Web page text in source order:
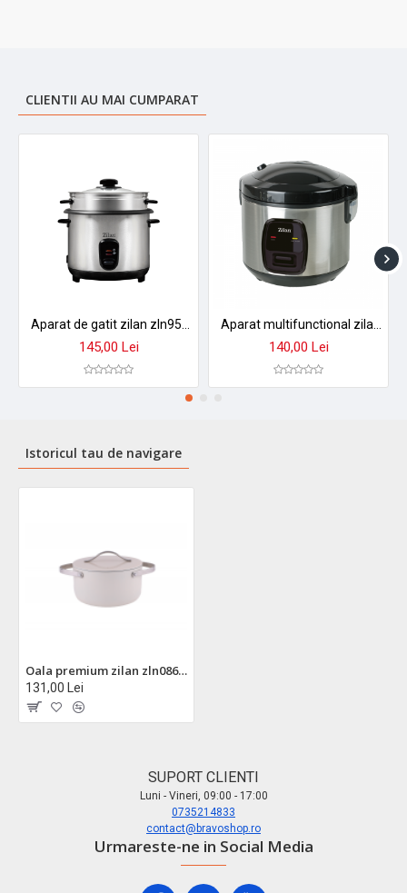
CLIENTII AU MAI CUMPARAT
145,00 Lei 140,00 Lei
Istoricul tau de navigare
Oala premium zilan zln0866 - 5 straturi, otel inoxidabil, 2.7l, 20cm, compatibila inductie
131,00 Lei
SUPORT CLIENTI
Luni - Vineri, 09:00 - 17:00
0735214833
contact@bravoshop.ro
Urmareste-ne in Social Media